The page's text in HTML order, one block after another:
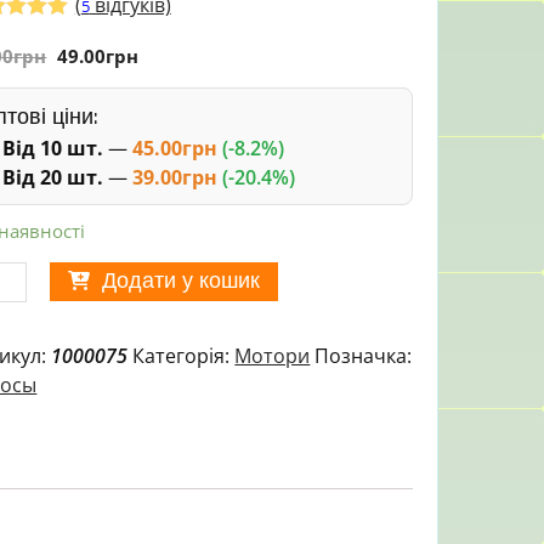
з 5 на
5
грн 49.00грн
ціни:
Від 10 шт. —45.00грн (-8.2%)
Від 20 шт. —39.00грн (-20.4%)
Додати у кошик
1000075 Категорія: Мотори Позначка: